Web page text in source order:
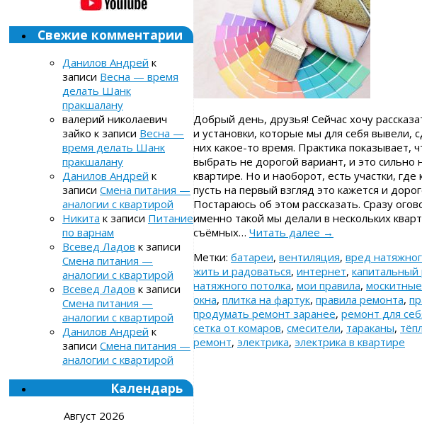
Добрый день, друзья! Сейчас хочу
и установки, которые мы для себя вывели,
них какое-то время. Практика показывает,
выбрать не дорогой вариант, и это
квартире. Но и наоборот, есть участки,
пусть на первый взгляд это кажется и
Постараюсь об этом рассказать. Сразу
именно такой мы делали в нескольких
съёмных… Читать далее →
Метки: батареи, вентиляция, вред
жить и радоваться, интернет,
натяжного потолка, мои правила,
окна, плитка на фартук, правила ремонта,
продумать ремонт заранее, ремонт для
сетка от комаров, смесители, тараканы,
ремонт, электрика, электрика в квартире
Свежие комментарии
Данилов Андрей к
записи Весна — время
делать Шанк
пракшалану
валерий николаевич
зайко к записи Весна —
время делать Шанк
пракшалану
Данилов Андрей к
записи Смена питания —
аналогии с квартирой
Никита к записи Питание
по варнам
Всевед Ладов к записи
Смена питания —
аналогии с квартирой
Всевед Ладов к записи
Смена питания —
аналогии с квартирой
Данилов Андрей к
записи Смена питания —
аналогии с квартирой
Календарь
Август 2026